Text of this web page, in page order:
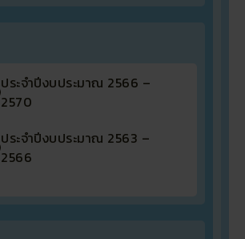
ประจำปีงบประมาณ 2566 –
2570
ประจำปีงบประมาณ 2563 –
2566